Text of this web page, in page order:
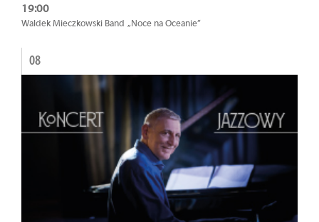
19:00
Waldek Mieczkowski Band „Noce na Oceanie”
08